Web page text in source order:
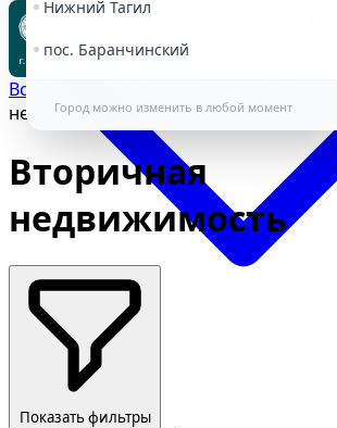
Нижний Тагил
пос. Баранчинский
Город можно изменить в любой момент
Избранное
Все объявления
недвижимость
Вторичная
недвижимость
Показать фильтры